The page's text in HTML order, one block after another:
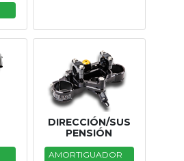
DIRECCIÓN/SUS
PENSIÓN
AMORTIGUADOR